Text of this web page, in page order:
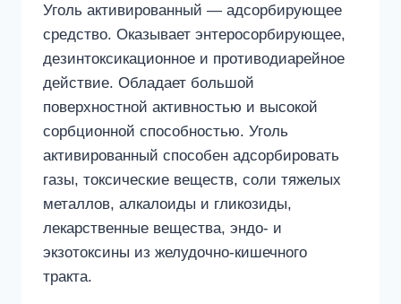
Уголь активированный — адсорбирующее
средство. Оказывает энтеросорбирующее,
дезинтоксикационное и противодиарейное
действие. Обладает большой
поверхностной активностью и высокой
сорбционной способностью. Уголь
активированный способен адсорбировать
газы, токсические веществ, соли тяжелых
металлов, алкалоиды и гликозиды,
лекарственные вещества, эндо- и
экзотоксины из желудочно-кишечного
тракта.